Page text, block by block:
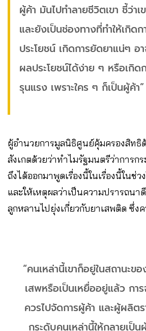
ผู้ค้า มันไปทำลายชีวิตเขา ชี้ว่า
และยังเป็นช่องทางที่ทำให้เกิด
ประโยชน์ เกิดการยัดยาแน่ๆ อ
ผลประโยชน์ได้ง่าย ๆ หรือเกิด
รุนแรง เพราะใคร ๆ ก็เป็นผู้ค้า”
ผู้อำนวยการมูลนิธิศูนย์คุ้มครองสิทธิ
สังเกตด้วยว่าทำไมรัฐมนตรีว่าการก
ถึงได้ออกมาพูดเรื่องนี้ในเรื่องนี้ในช่ว
และให้เหตุผลว่าเป็นความปรารถนา
ลูกหลานไปยุ่งเกี่ยวกับยาเสพติด ซึ่ง
“คนเหล่านี้เขาก็อยู่ในสถานะข
เสพหรือเป็นเหยื่ออยู่แล้ว กา
ควรไปจัดการผู้ค้า และผู้ผลิต
กระดับคนเหล่านี้ให้กลายเป็